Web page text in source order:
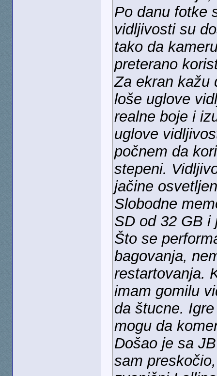
Po danu fotke
vidljivosti su
tako da
preterano
Za ekran kažu
loše uglove
realne boje i
uglove
počnem da
stepeni.
jačine
Slobodne
SD od 32 GB i
Što se
bagovanja,
restartovanja.
imam gomilu
da štucne.
mogu da
Došao je sa
sam